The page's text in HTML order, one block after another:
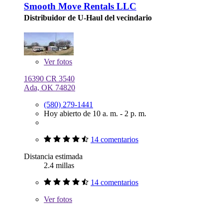
Smooth Move Rentals LLC
Distribuidor de U-Haul del vecindario
Verfotos
16390 CR 3540
Ada, OK 74820
(580) 279-1441
Hoy abierto de 10 a. m. - 2 p. m.
14 comentarios
Distancia estimada
2.4 millas
14 comentarios
Verfotos